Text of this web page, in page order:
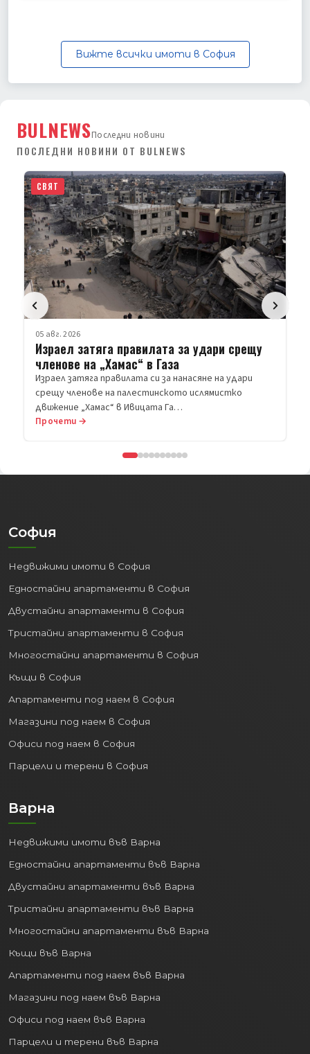
Вижте всички имоти в София
BULNEWSПоследни новини
ПОСЛЕДНИ НОВИНИ ОТ BULNEWS
СВЯТ
05 авг. 2026
Русия порази Киев с балистични ракети;
Украйна – склад на Wildberies
Продължава размяната на удари между Русия и
Украйна. 15 души са убити, а над 50 са ранени при нова
руска…
Прочети →
София
Недвижими имоти в София
Едностайни апартаменти в София
Двустайни апартаменти в София
Тристайни апартаменти в София
Многостайни апартаменти в София
Къщи в София
Апартаменти под наем в София
Магазини под наем в София
Офиси под наем в София
Парцели и терени в София
Варна
Недвижими имоти във Варна
Едностайни апартаменти във Варна
Двустайни апартаменти във Варна
Тристайни апартаменти във Варна
Многостайни апартаменти във Варна
Къщи във Варна
Апартаменти под наем във Варна
Магазини под наем във Варна
Офиси под наем във Варна
Парцели и терени във Варна